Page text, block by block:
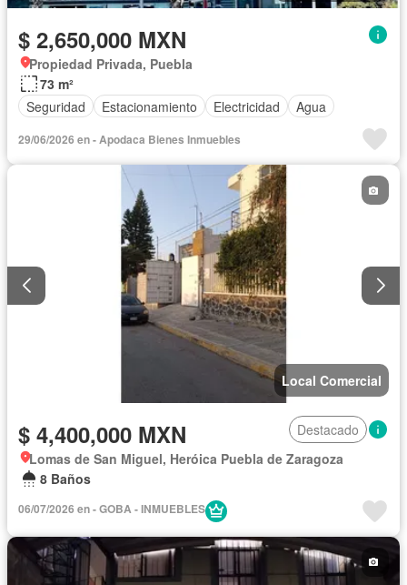
$ 2,650,000 MXN
Propiedad Privada, Puebla
73 m²
Seguridad
Estacionamiento Electricidad Agua
29/06/2026 en - Apodaca Bienes Inmuebles
Local Comercial
$ 4,400,000 MXN
Destacado
Lomas de San Miguel, Heróica Puebla de Zaragoza
8 Baños
06/07/2026 en - GOBA - INMUEBLES